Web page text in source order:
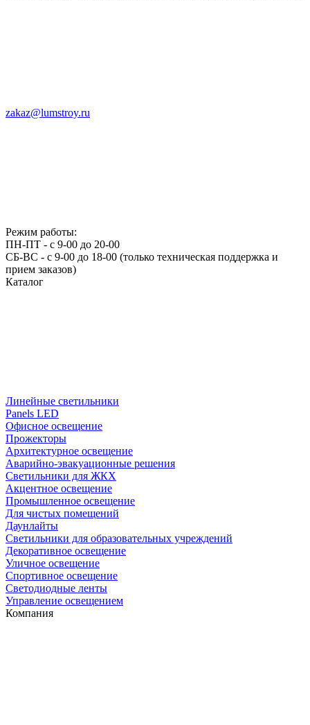
zakaz@lumstroy.ru
Режим работы:
ПН-ПТ - с 9-00 до 20-00
СБ-ВС - с 9-00 до 18-00 (только техническая поддержка и
прием заказов)
Каталог
Линейные светильники
Panels LED
Офисное освещение
Прожекторы
Архитектурное освещение
Аварийно-эвакуационные решения
Светильники для ЖКХ
Акцентное освещение
Промышленное освещение
Для чистых помещений
Даунлайты
Светильники для образовательных учреждений
Декоративное освещение
Уличное освещение
Спортивное освещение
Светодиодные ленты
Управление освещением
Компания